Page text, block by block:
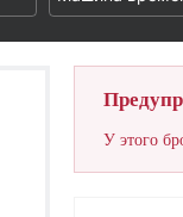
У этого